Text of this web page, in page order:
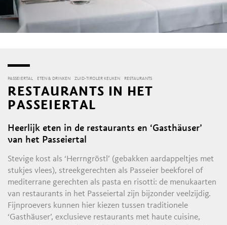
PASSEIERTAL ETEN & DRINKEN ZUID-TIROLER KEUKEN RESTAURANTS
RESTAURANTS IN HET
PASSEIERTAL
Heerlijk eten in de restaurants en ‘Gasthäuser’
van het Passeiertal
Stevige kost als ‘Herrngröstl’ (gebakken aardappeltjes met
stukjes vlees), streekgerechten als Passeier beekforel of
mediterrane gerechten als pasta en risotti: de menukaarten
van restaurants in het Passeiertal zijn bijzonder veelzijdig.
Fijnproevers kunnen hier kiezen tussen traditionele
‘Gasthäuser’, exclusieve restaurants met haute cuisine,